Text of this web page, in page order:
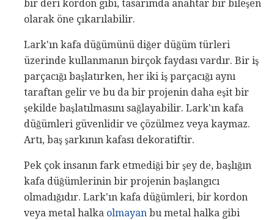
bir deri kordon gibi, tasarımda anahtar bir bileşen
olarak öne çıkarılabilir.
Lark'ın kafa düğümünü diğer düğüm türleri
üzerinde kullanmanın birçok faydası vardır. Bir iş
parçacığı başlatırken, her iki iş parçacığı aynı
taraftan gelir ve bu da bir projenin daha eşit bir
şekilde başlatılmasını sağlayabilir. Lark'ın kafa
düğümleri güvenlidir ve çözülmez veya kaymaz.
Artı, baş şarkının kafası dekoratiftir.
Pek çok insanın fark etmediği bir şey de, başlığın
kafa düğümlerinin bir projenin başlangıcı
olmadığıdır. Lark'ın kafa düğümleri, bir kordon
veya metal halka olmayan bu metal halka gibi